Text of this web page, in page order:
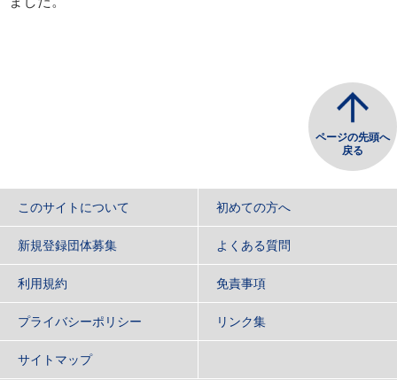
ページの先頭へ
戻る
このサイトについて 初めての方へ
新規登録団体募集 よくある質問
利用規約 免責事項
プライバシーポリシー リンク集
サイトマップ